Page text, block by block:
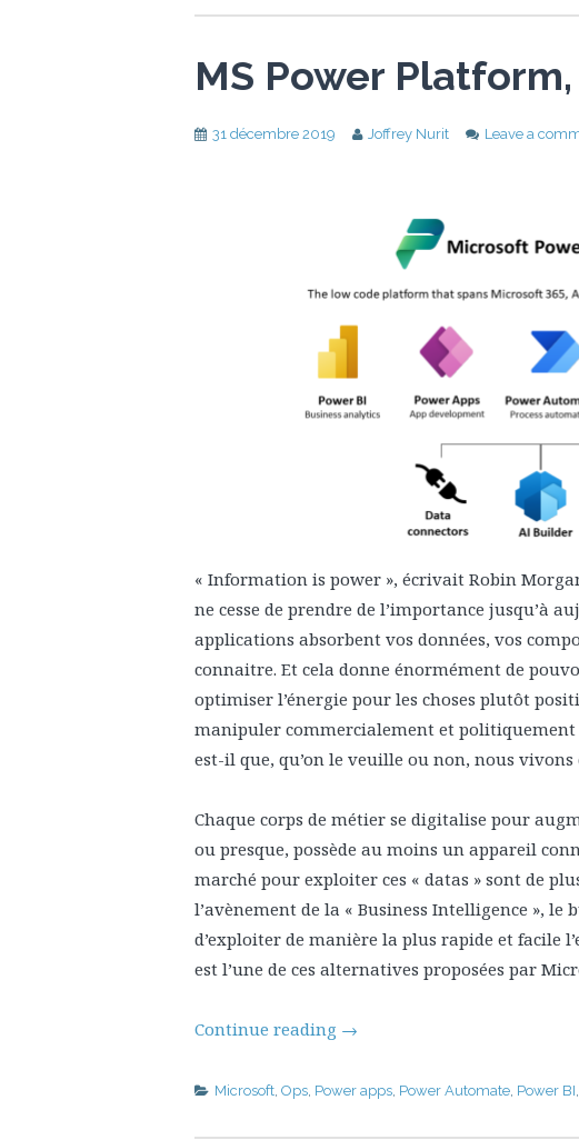
MS Power Platform,
31 décembre 2019 Joffrey Nurit Leave a
« Information is power », écrivait Robin
ne cesse de prendre de l’importance jusqu’à
applications absorbent vos données, vos
connaitre. Et cela donne énormément de
optimiser l’énergie pour les choses plutôt
manipuler commercialement et politiquement
est-il que, qu’on le veuille ou non, nous vivons
Chaque corps de métier se digitalise pour
ou presque, possède au moins un appareil
marché pour exploiter ces « datas » sont de
l’avènement de la « Business Intelligence », le
d’exploiter de manière la plus rapide et facile
est l’une de ces alternatives proposées par
Continue reading →
Microsoft Ops Power apps Power Automate Power BI